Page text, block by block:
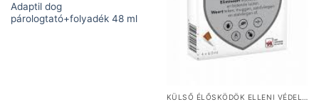
Adaptil dog
párologtató+folyadék 48 ml